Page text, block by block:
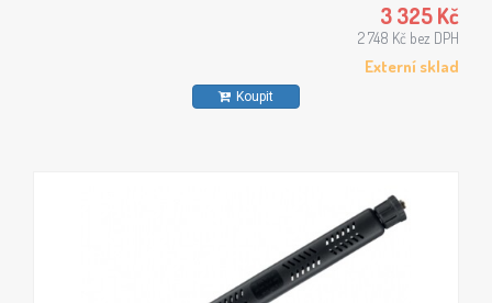
3 325 Kč
2 748 Kč bez DPH
Externí sklad
Koupit